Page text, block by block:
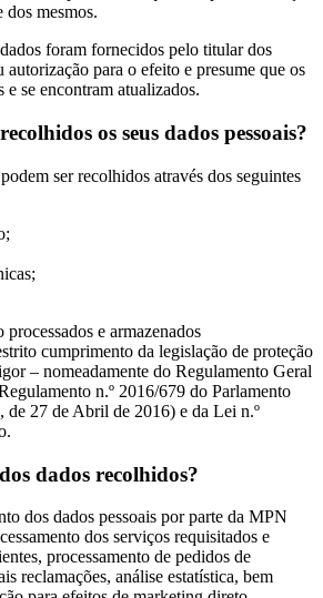
dos mesmos.
foram fornecidos pelo titular dos
autorização para o efeito e presume que os
e se encontram atualizados.
os seus dados pessoais?
ser recolhidos através dos seguintes
e armazenados
cumprimento da legislação de proteção
– nomeadamente do Regulamento Geral
n.º 2016/679 do Parlamento
de 27 de Abril de 2016) e da Lei n.º
dados recolhidos?
dos dados pessoais por parte da MPN
dos serviços requisitados e
processamento de pedidos de
reclamações, análise estatística, bem